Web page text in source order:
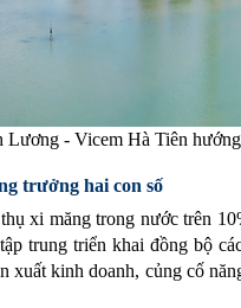
- Vicem Hà Tiên
trưởng hai con số
xi măng trong nước trên
trung triển khai đồng bộ
xuất kinh doanh, củng cố